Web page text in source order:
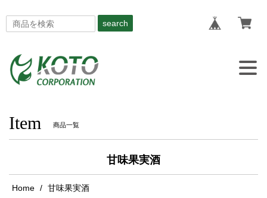
search
Item 商品一覧
甘味果実酒
Home 甘味果実酒